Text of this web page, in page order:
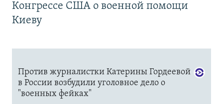
Конгрессе США о военной помощи
Киеву